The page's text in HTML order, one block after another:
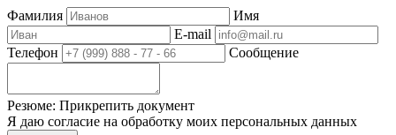
Фамилия
Имя
E-mail
Телефон
Сообщение
Резюме: Прикрепить документ
Я даю согласие на обработку моих персональных данных